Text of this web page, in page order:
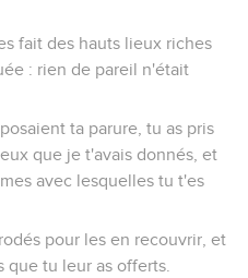
fait des hauts lieux riches
: rien de pareil n'était
ta parure, tu as pris
que je t'avais donnés, et
avec lesquelles tu t'es
pour les en recouvrir, et
que tu leur as offerts.